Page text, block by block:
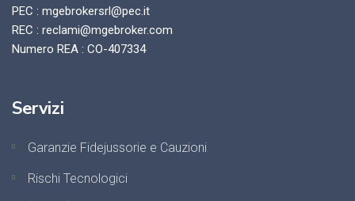
PEC : mgebrokersrl@pec.it
REC : reclami@mgebroker.com
Numero REA : CO-407334
Servizi
Garanzie Fidejussorie e Cauzioni
Rischi Tecnologici